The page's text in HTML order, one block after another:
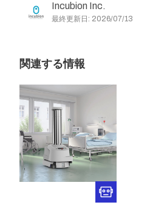
Incubion Inc.
最終更新日: 2026/07/13
関連する情報